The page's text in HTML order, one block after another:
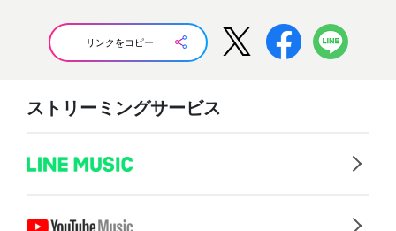
リンクをコピー
ストリーミングサービス